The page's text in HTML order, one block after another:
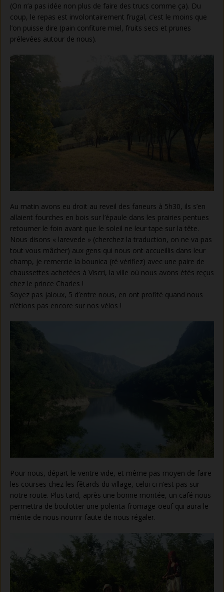
(On n’a pas idée non plus de faire des trucs comme ça). Du
coup, le repas est involontairement frugal, c’est le moins que
l’on puisse dire (pain confiture miel, fruits secs et prunes
prélevées autour de nous).
Au matin avons eu droit au reveil des faneurs à 5h30, ils s’en
allaient fourches en bois sur l’épaule dans les prairies pentues
retourner le foin avant que le soleil ne leur tape sur la tête.
Nous disons « larevede » (cherchez la traduction, on ne va pas
tout vous mâcher) aux gens qui nous ont accueillis dans leur
champ, je remercie la bounica (ré vérifiez) avec une paire de
chaussettes achetées à Viscri, la ville où nous avons étés reçus
chez le prince Charles !
Soyez pas jaloux, 5 d’entre nous, en ont profité quand nous
n’étions pas encore sur nos vélos !
Pour nous, départ le ventre vide, et même pas moyen de faire
les courses chez les fêtards du village, celui ci n’est pas sur
notre route. Plus tard, après une bonne montée, un café nous
permettra de boulotter une polenta-fromage-oeuf qui aura le
mérite de nous nourrir faute de nous régaler.